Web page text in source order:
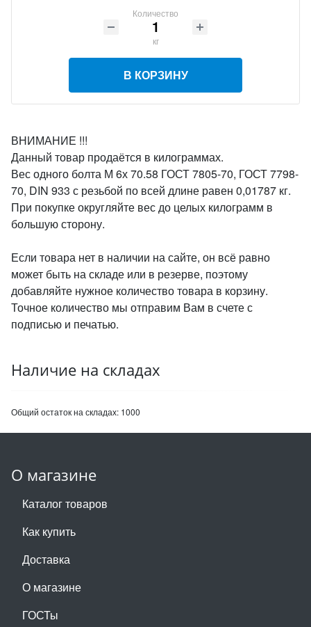
Количество
кг
В КОРЗИНУ
ВНИМАНИЕ !!!
Данный товар продаётся в килограммах.
Вес одного болта М 6х 70.58 ГОСТ 7805-70, ГОСТ 7798-
70, DIN 933 с резьбой по всей длине равен 0,01787 кг.
При покупке округляйте вес до целых килограмм в
большую сторону.
Если товара нет в наличии на сайте, он всё равно
может быть на складе или в резерве, поэтому
добавляйте нужное количество товара в корзину.
Точное количество мы отправим Вам в счете с
подписью и печатью.
Наличие на складах
Общий остаток на складах: 1000
О магазине
Каталог товаров
Как купить
Доставка
О магазине
ГОСТы